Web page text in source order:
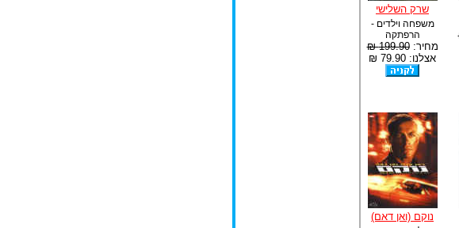
שרק השלישי
משפחה וילדים -
הרפתקה
מחיר:199.90 ₪
אצלנו: 79.90 ₪
נוקם (ואן דאם)